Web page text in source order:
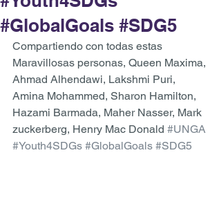
#GlobalGoals #SDG5
Compartiendo con todas estas
Maravillosas personas, Queen Maxima,
Ahmad Alhendawi, Lakshmi Puri,
Amina Mohammed, Sharon Hamilton,
Hazami Barmada, Maher Nasser, Mark
zuckerberg, Henry Mac Donald #UNGA
#Youth4SDGs #GlobalGoals #SDG5